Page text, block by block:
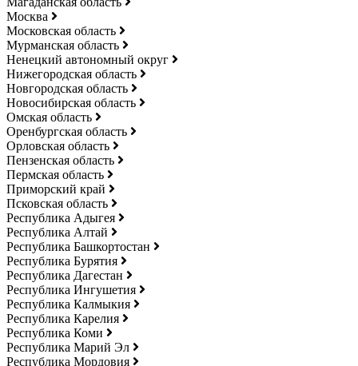
Москва
Московская область
Мурманская область
Ненецкий автономный округ
Нижегородская область
Новгородская область
Новосибирская область
Омская область
Оренбургская область
Орловская область
Пензенская область
Пермская область
Приморский край
Псковская область
Республика Адыгея
Республика Алтай
Республика Башкортостан
Республика Бурятия
Республика Дагестан
Республика Ингушетия
Республика Калмыкия
Республика Карелия
Республика Коми
Республика Марий Эл
Республика Мордовия